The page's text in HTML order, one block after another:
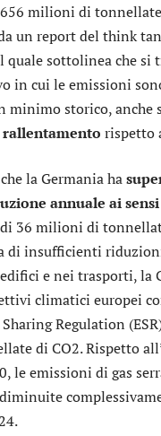
milioni di tonnellate
un report del think
quale sottolinea che si
in cui le emissioni
minimo storico, anche
rispetto
la Germania ha
annuale ai
di 36 milioni di
di insufficienti
e nei trasporti, la
climatici europei
Regulation
di CO2. Rispetto
le emissioni di gas